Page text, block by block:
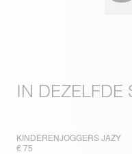
IN DEZELFDE
KINDERENJOGGERS JAZY
€ 75